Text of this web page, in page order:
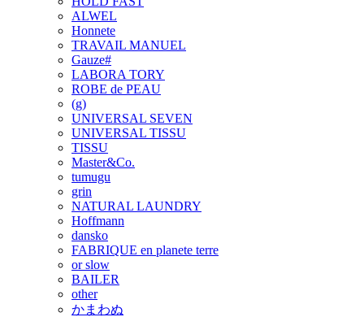
ALWEL
Honnete
TRAVAIL MANUEL
Gauze#
LABORA TORY
ROBE de PEAU
(g)
UNIVERSAL SEVEN
UNIVERSAL TISSU
TISSU
Master&Co.
tumugu
grin
NATURAL LAUNDRY
Hoffmann
dansko
FABRIQUE en planete terre
or slow
BAILER
other
かまわぬ